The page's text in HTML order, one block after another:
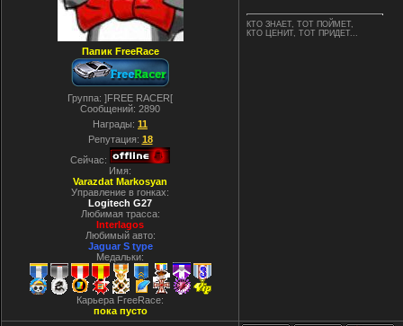
Папик FreeRace
Группа: ]FREE RACER[
Сообщений: 2890
Награды: 11
Репутация: 18
Сейчас:
Имя:
Varazdat Markosyan
Управление в гонках:
Logitech G27
Любимая трасса:
Interlagos
Любимый авто:
Jaguar S type
Медальки:
Карьера FreeRace:
пока пусто
КТО ЗНАЕТ, ТОТ ПОЙМЕТ,
КТО ЦЕНИТ, ТОТ ПРИДЕТ...